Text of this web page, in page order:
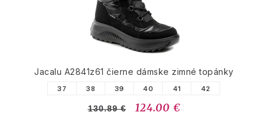
Jacalu A2841z61 čierne dámske zimné topánky
37 38 39 40 41 42
130.89 € 124.00 €